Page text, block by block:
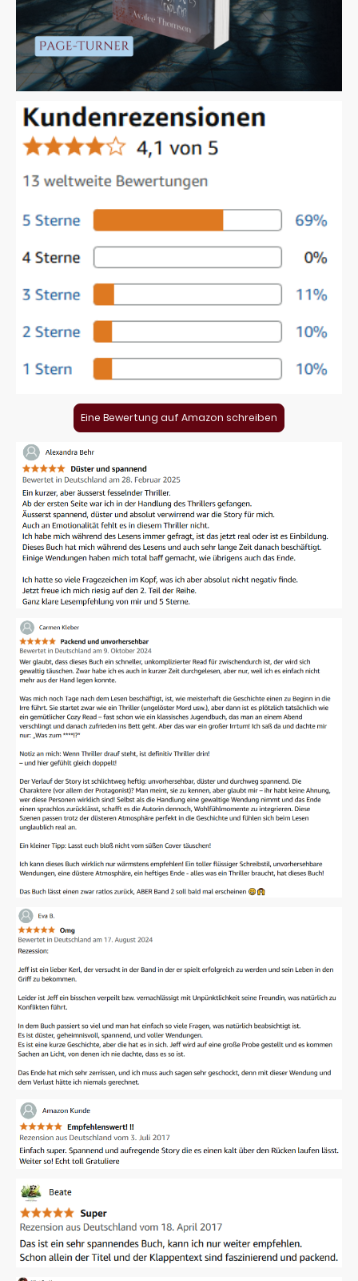
Eine Bewertung auf Amazon schreiben